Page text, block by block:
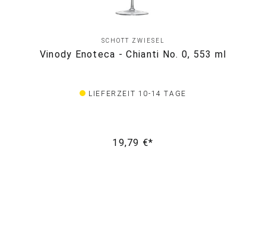
SCHOTT ZWIESEL
Vinody Enoteca - Chianti No. 0, 553 ml
LIEFERZEIT 10-14 TAGE
19,79 €*